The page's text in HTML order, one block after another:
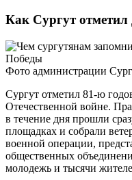
Как Сургут
Фото администрации
Сургут отметил 81-ю
Отечественной войне.
в течение дня прошли
площадках и собрали
военной операции,
общественных
молодежь и тысячи